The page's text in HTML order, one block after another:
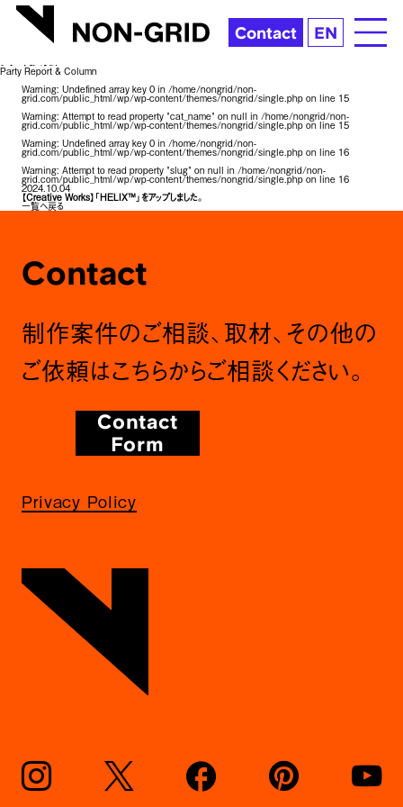
News | ブランディング・デザイン会社 NON-GRID INC.
Contact EN
Party Report & Column
Warning: Undefined array key 0 in /home/nongrid/non-
grid.com/public_html/wp/wp-content/themes/nongrid/single.phpon line 15
Warning: Attempt to read property "cat_name" on null in /home/nongrid/non-
grid.com/public_html/wp/wp-content/themes/nongrid/single.phpon line 15
Warning: Undefined array key 0 in /home/nongrid/non-
grid.com/public_html/wp/wp-content/themes/nongrid/single.phpon line 16
Warning: Attempt to read property "slug" on null in /home/nongrid/non-
grid.com/public_html/wp/wp-content/themes/nongrid/single.phpon line 16
2024.10.04
【Creative Works】「HELIX™」をアップしました。
一覧へ戻る
Contact
制作案件のご相談、取材、その他の
ご依頼はこちらからご相談ください。
Contact
Form
Privacy Policy